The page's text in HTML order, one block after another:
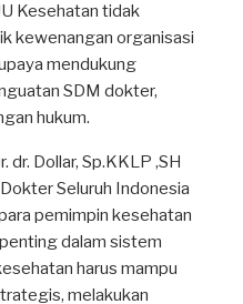
Kesehatan tidak
kewenangan organisasi
mendukung
SDM dokter,
hukum.
dr. Dollar, Sp.KKLP ,SH
Seluruh Indonesia
pemimpin kesehatan
dalam sistem
harus mampu
melakukan